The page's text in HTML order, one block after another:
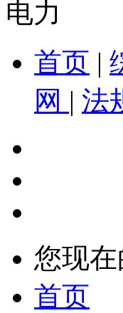
电力
首页 |
网 | 法
您现在
首页